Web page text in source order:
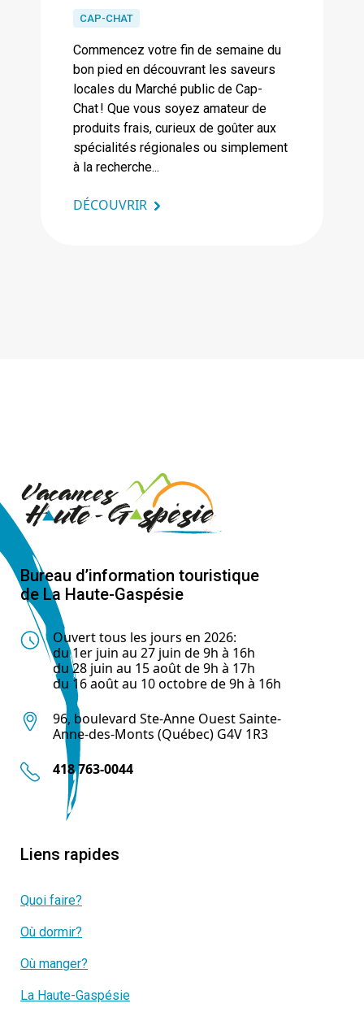
CAP-CHAT
Commencez votre fin de semaine du
bon pied en découvrant les saveurs
locales du Marché public de Cap-
Chat ! Que vous soyez amateur de
produits frais, curieux de goûter aux
spécialités régionales ou simplement
à la recherche...
DÉCOUVRIR
Bureau d’information touristique
de La Haute-Gaspésie
Ouvert tous les jours en 2026:
du 1er juin au 27 juin de 9h à 16h
du 28 juin au 15 août de 9h à 17h
du 16 août au 10 octobre de 9h à 16h
96, boulevard Ste-Anne Ouest Sainte-
Anne-des-Monts (Québec) G4V 1R3
418 763-0044
Liens rapides
Quoi faire?
Où dormir?
Où manger?
La Haute-Gaspésie